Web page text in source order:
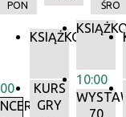
PON
KSIĄŻKOBIEG
KURS
GRY
10:00
70
ŚRO